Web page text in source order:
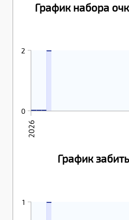
График набора
0
2
2026
График
1